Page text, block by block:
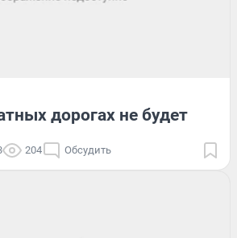
дорогах не будет
204 Обсудить